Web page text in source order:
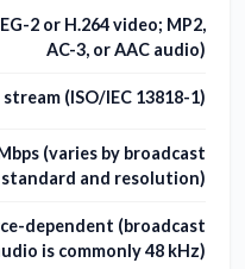
2 or H.264 video; MP2,
AC-3, or AAC audio)
(ISO/IEC 13818-1)
(varies by broadcast
standard and resolution)
dependent (broadcast
is commonly 48 kHz)